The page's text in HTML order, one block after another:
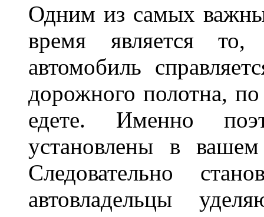
Одним из самых
время является то,
автомобиль
дорожного полотна,
едете. Именно
установлены в
Следовательно
автовладельцы